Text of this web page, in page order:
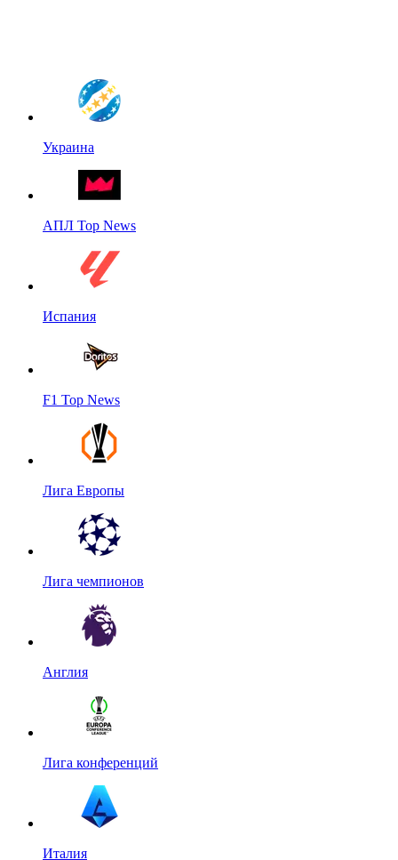
Украина
АПЛ Top News
Испания
F1 Top News
Лига Европы
Лига чемпионов
Англия
Лига конференций
Италия